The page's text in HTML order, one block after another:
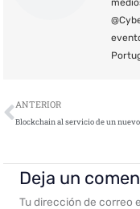
Ant
ANTERIOR
Deja un
Tu dirección de correo